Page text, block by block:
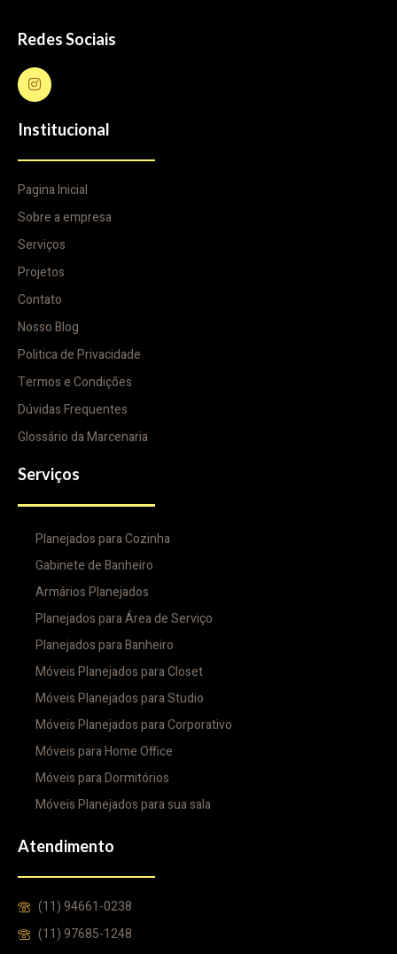
Redes Sociais
Institucional
Pagina Inicial
Sobre a empresa
Serviços
Projetos
Contato
Nosso Blog
Politica de Privacidade
Termos e Condições
Dúvidas Frequentes
Glossário da Marcenaria
Serviços
Planejados para Cozinha
Gabinete de Banheiro
Armários Planejados
Planejados para Área de Serviço
Planejados para Banheiro
Móveis Planejados para Closet
Móveis Planejados para Studio
Móveis Planejados para Corporativo
Móveis para Home Office
Móveis para Dormitórios
Móveis Planejados para sua sala
Atendimento
(11) 94661-0238
(11) 97685-1248